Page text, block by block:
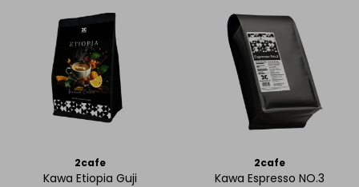
2cafe
Kawa Etiopia Guji
2cafe
Kawa Espresso NO.3